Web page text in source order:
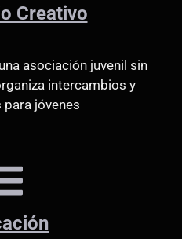
Creativo
asociación juvenil sin
intercambios y
jóvenes